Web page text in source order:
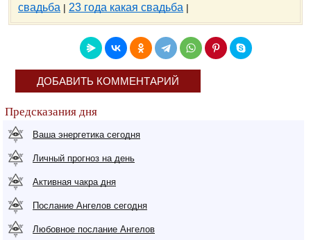
свадьба | 23 года какая свадьба |
ДОБАВИТЬ КОММЕНТАРИЙ
Предсказания дня
Ваша энергетика сегодня
Личный прогноз на день
Активная чакра дня
Послание Ангелов сегодня
Любовное послание Ангелов